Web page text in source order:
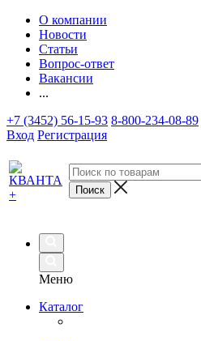
О компании
Новости
Статьи
Вопрос-ответ
Вакансии
...
+7 (3452) 56-15-93 8-800-234-08-89
Вход Регистрация
Меню
Каталог